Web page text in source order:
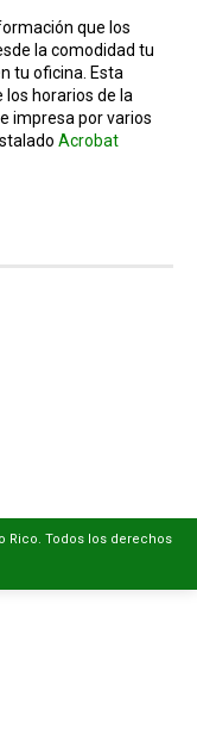
que los
la comodidad tu
tu oficina. Esta
horarios de la
impresa por varios
Acrobat
Rico. Todos los derechos